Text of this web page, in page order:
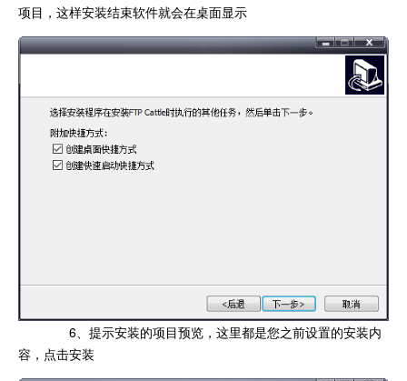
项目，这样安装结束软件就会在桌面显示
6、提示安装的项目预览，这里都是您之前设置的安装内
容，点击安装